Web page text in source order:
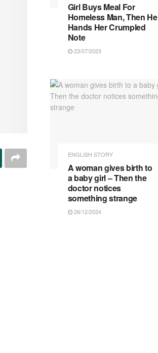
Girl Buys Meal For
Homeless Man, Then He
Hands Her Crumpled
Note
23/07/2023
ENGLISH STORY
A woman gives birth to
a baby girl – Then the
doctor notices
something strange
26/12/2024